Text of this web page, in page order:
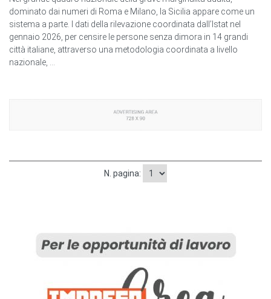
dominato dai numeri di Roma e Milano, la Sicilia appare come un
sistema a parte. I dati della rilevazione coordinata dall’Istat nel
gennaio 2026, per censire le persone senza dimora in 14 grandi
città italiane, attraverso una metodologia coordinata a livello
nazionale, ...
N. pagina: